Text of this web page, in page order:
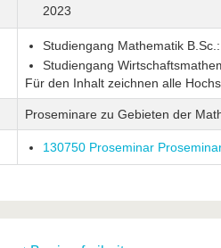
2023
Studiengang Mathematik
Studiengang
Für den Inhalt zeichnen alle
Proseminare zu Gebieten der
130750 Proseminar